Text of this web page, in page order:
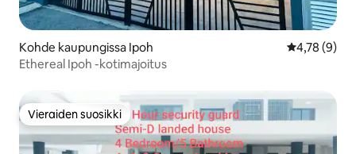
Kohde kaupungissa Ipoh
4,78 (9)
Ethereal Ipoh -kotimajoitus
Vieraiden suosikki
Vieraiden suosikki